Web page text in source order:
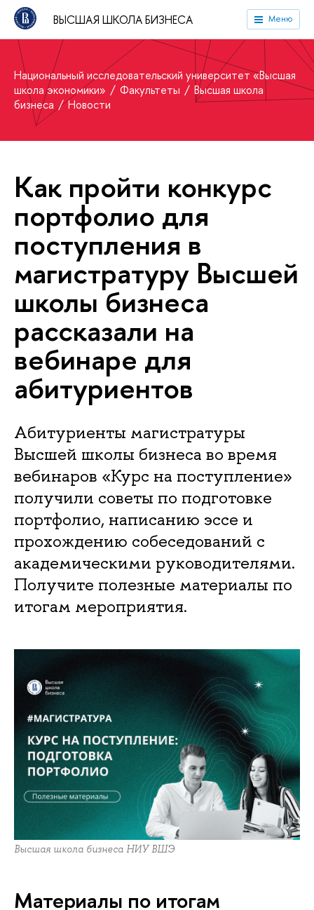
ВЫСШАЯ ШКОЛА БИЗНЕСА Меню
Национальный исследовательский университет «Высшая
школа экономики»
Факультеты
Высшая школа
бизнеса
Новости
Как пройти конкурс
портфолио для
поступления в
магистратуру Высшей
школы бизнеса
рассказали на
вебинаре для
абитуриентов
Абитуриенты магистратуры
Высшей школы бизнеса во время
вебинаров «Курс на поступление»
получили советы по подготовке
портфолио, написанию эссе и
прохождению собеседований с
академическими руководителями.
Получите полезные материалы по
итогам мероприятия.
Высшая школа бизнеса НИУ ВШЭ
Материалы по итогам